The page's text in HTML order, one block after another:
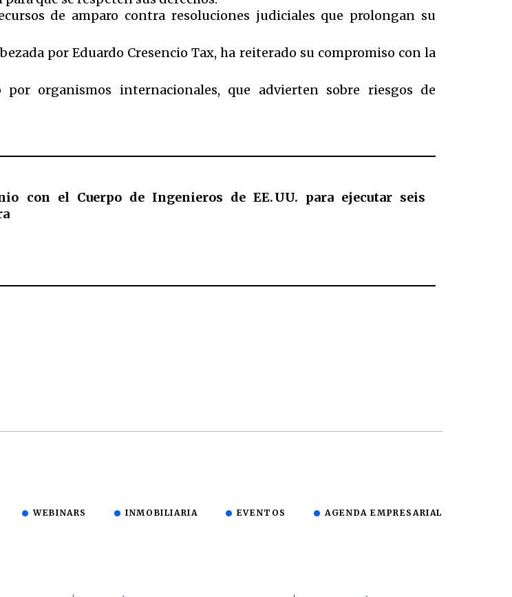
de amparo contra resoluciones judiciales que prolongan su
por Eduardo Cresencio Tax, ha reiterado su compromiso con la
por organismos internacionales, que advierten sobre riesgos de
con el Cuerpo de Ingenieros de EE. UU. para ejecutar seis
WEBINARS INMOBILIARIA EVENTOS AGENDA EMPRESARIAL